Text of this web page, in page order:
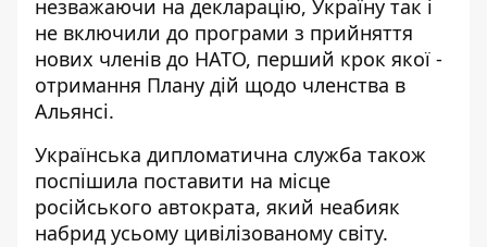
незважаючи на декларацію, Україну так і
не включили до програми з прийняття
нових членів до НАТО, перший крок якої -
отримання Плану дій щодо членства в
Альянсі.
Українська дипломатична служба також
поспішила поставити на місце
російського автократа, який неабияк
набрид усьому цивілізованому світу.